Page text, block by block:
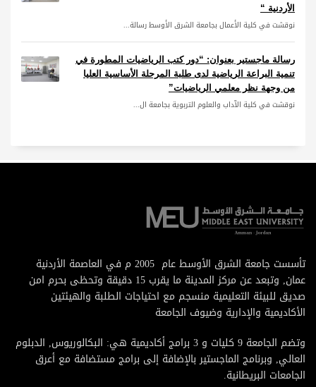
الأردنية “
نوقشت في كلية الأعمال بجامعة الشرق الأوسط رسالة...
رسالة ماجستير بعنوان: “دور كتب الرياضيات المطورة في
تنمية البراعة الرياضية لدى طلبة المرحلة الأساسية العليا
من وجهة نظر معلمي الرياضيات”
نوقشت في كلية الآداب والعلوم التربوية بجامعة ال...
تأسست جامعة الشرق الأوسط عام 2005 م في العاصمة الأردنية
عمان, وتبعد عن مركز المدينة ما يقرب 15 دقيقة وتحظى بحرم امن
صديق للبيئة التعليمية منسجم مع احتياجات الطلبة والهيئتين
الأكاديمية والإدارية وضيوف الجامعة
وتضم الجامعة 9 كليات و 3 برامج أكاديمية هي: البكالوريوس, الدبلوم
العالي, وبرنامج الماجستير بالإضافة إلى برامج مستضافة مع أعرق
الجامعات البريطانية.